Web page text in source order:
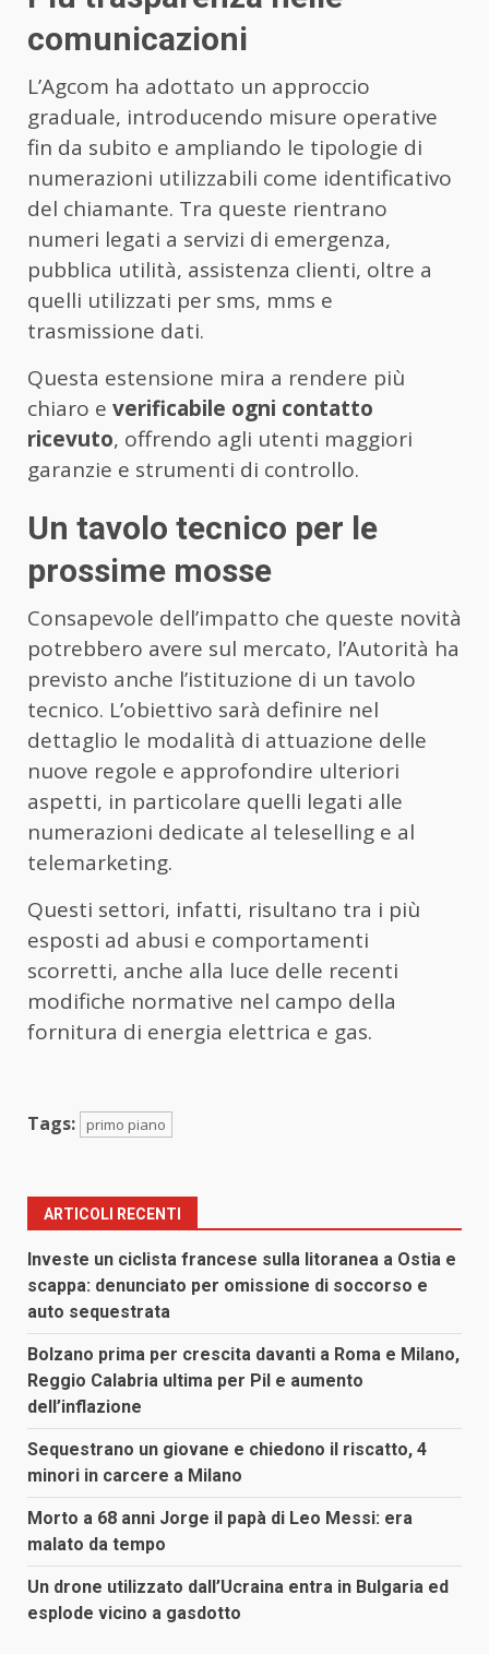
comunicazioni
L’Agcom ha adottato un approccio
graduale, introducendo misure operative
fin da subito e ampliando le tipologie di
numerazioni utilizzabili come identificativo
del chiamante. Tra queste rientrano
numeri legati a servizi di emergenza,
pubblica utilità, assistenza clienti, oltre a
quelli utilizzati per sms, mms e
trasmissione dati.
Questa estensione mira a rendere più
chiaro e verificabile ogni contatto
ricevuto, offrendo agli utenti maggiori
garanzie e strumenti di controllo.
Un tavolo tecnico per le
prossime mosse
Consapevole dell’impatto che queste novità
potrebbero avere sul mercato, l’Autorità ha
previsto anche l’istituzione di un tavolo
tecnico. L’obiettivo sarà definire nel
dettaglio le modalità di attuazione delle
nuove regole e approfondire ulteriori
aspetti, in particolare quelli legati alle
numerazioni dedicate al teleselling e al
telemarketing.
Questi settori, infatti, risultano tra i più
esposti ad abusi e comportamenti
scorretti, anche alla luce delle recenti
modifiche normative nel campo della
fornitura di energia elettrica e gas.
Tags: primo piano
ARTICOLI RECENTI
Investe un ciclista francese sulla litoranea a Ostia e
scappa: denunciato per omissione di soccorso e
auto sequestrata
Bolzano prima per crescita davanti a Roma e Milano,
Reggio Calabria ultima per Pil e aumento
dell’inflazione
Sequestrano un giovane e chiedono il riscatto, 4
minori in carcere a Milano
Morto a 68 anni Jorge il papà di Leo Messi: era
malato da tempo
Un drone utilizzato dall’Ucraina entra in Bulgaria ed
esplode vicino a gasdotto